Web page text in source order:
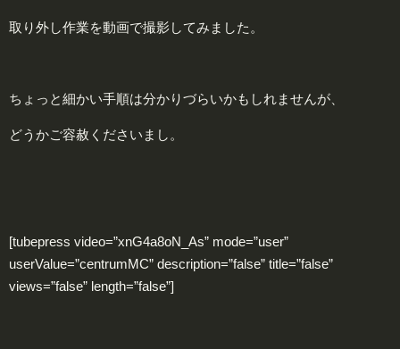
取り外し作業を動画で撮影してみました。
ちょっと細かい手順は分かりづらいかもしれませんが、
どうかご容赦くださいまし。
[tubepress video=”xnG4a8oN_As” mode=”user”
userValue=”centrumMC” description=”false” title=”false”
views=”false” length=”false”]